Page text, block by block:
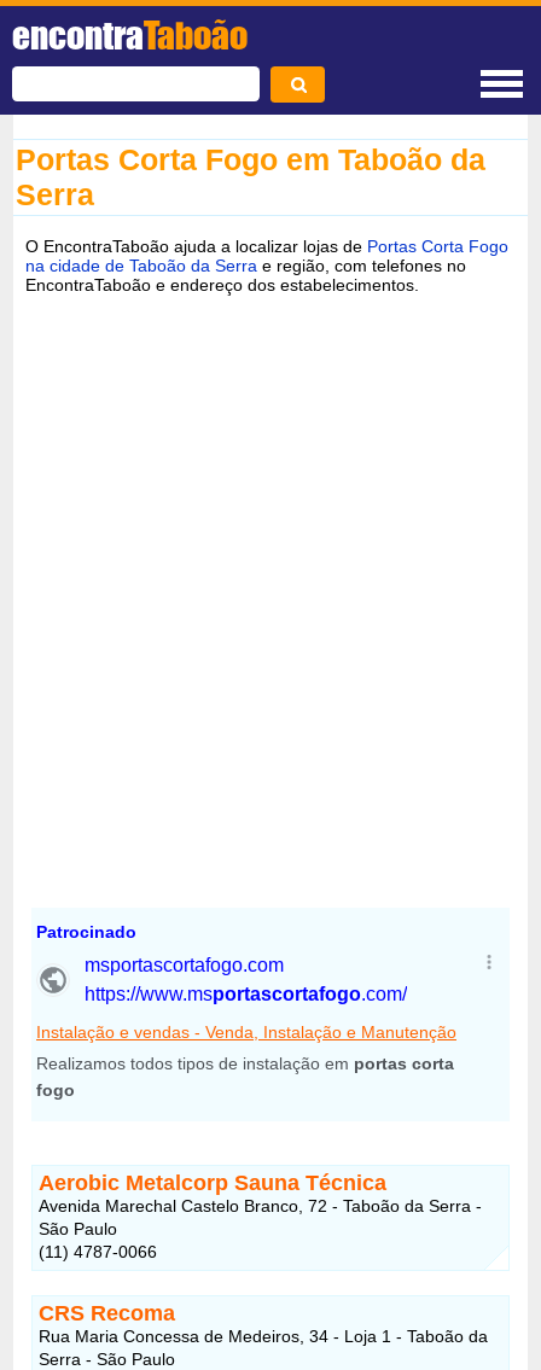
encontraTaboão
Portas Corta Fogo em Taboão da
Serra
O EncontraTaboão ajuda a localizar lojas de Portas Corta Fogo
na cidade de Taboão da Serra e região, com telefones no
EncontraTaboão e endereço dos estabelecimentos.
Aerobic Metalcorp Sauna Técnica
Avenida Marechal Castelo Branco, 72 - Taboão da Serra -
São Paulo
(11) 4787-0066
CRS Recoma
Rua Maria Concessa de Medeiros, 34 - Loja 1 - Taboão da
Serra - São Paulo